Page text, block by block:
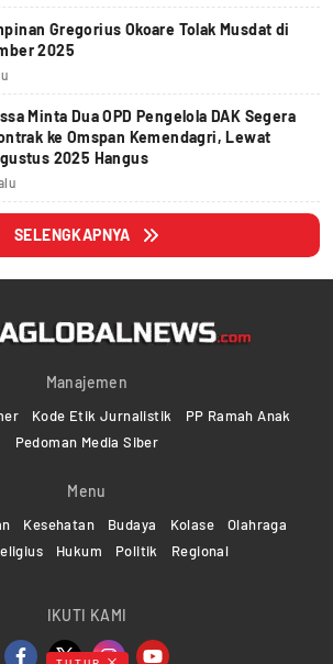
Gregorius Okoare Tolak Musdat di
2025
Minta Dua OPD Pengelola DAK Segera
ke Omspan Kemendagri, Lewat
2025 Hangus
SELENGKAPNYA
Manajemen
Kode Etik Jurnalistik
PP Ramah Anak
Pedoman Media Siber
Menu
Kesehatan Budaya Kolase
Olahraga
Hukum Politik Regional
IKUTI KAMI